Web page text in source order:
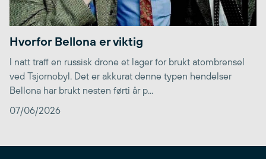
Hvorfor Bellona er viktig
I natt traff en russisk drone et lager for brukt atombrensel
ved Tsjornobyl. Det er akkurat denne typen hendelser
Bellona har brukt nesten førti år p...
07/06/2026